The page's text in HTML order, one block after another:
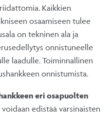
Kaikkien
osaamiseen tulee
on tekninen ala ja
onnistuneelle
laadulle. Toiminnallinen
onnistumista.
eri osapuolten
voidaan edistää varsinaisten